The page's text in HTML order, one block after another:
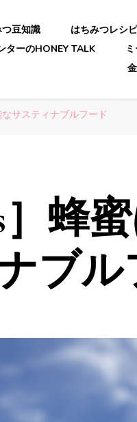
豆知識 はちみつレシ
ターのHONEY TALK
サスティナブルフード
］蜂
ブル